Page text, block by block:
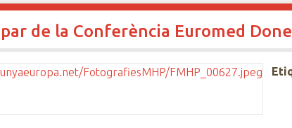
de la Conferència Euromed